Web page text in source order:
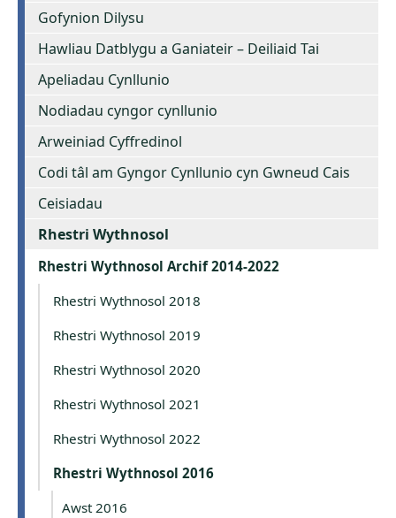
Gofynion Dilysu
Hawliau Datblygu a Ganiateir – Deiliaid Tai
Apeliadau Cynllunio
Nodiadau cyngor cynllunio
Arweiniad Cyffredinol
Codi tâl am Gyngor Cynllunio cyn Gwneud Cais
Ceisiadau
Rhestri Wythnosol
Rhestri Wythnosol Archif 2014-2022
Rhestri Wythnosol 2018
Rhestri Wythnosol 2019
Rhestri Wythnosol 2020
Rhestri Wythnosol 2021
Rhestri Wythnosol 2022
Rhestri Wythnosol 2016
Awst 2016